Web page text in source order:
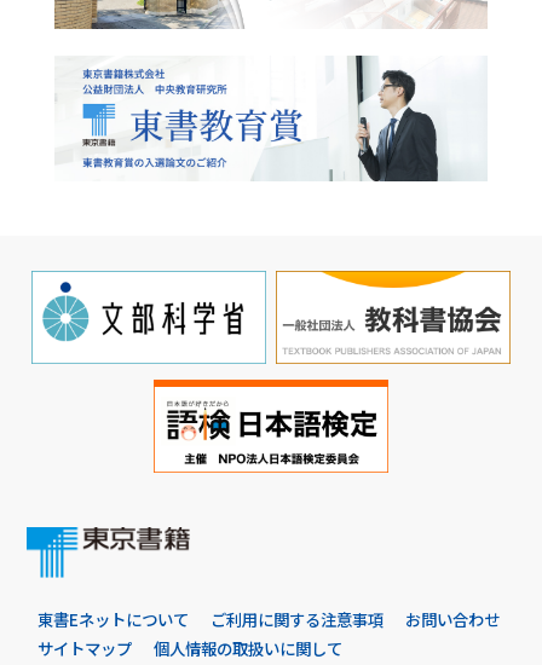
東書Eネットについて ご利用に関する注意事項
お問い合わせ
サイトマップ
個人情報の取扱いに関して